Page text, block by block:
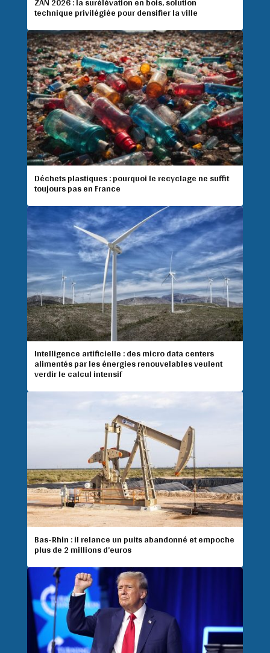
technique privilégiée pour densifier la ville
Déchets plastiques : pourquoi le recyclage ne suffit
toujours pas en France
Intelligence artificielle : des micro data centers
alimentés par les énergies renouvelables veulent
verdir le calcul intensif
Bas-Rhin : il relance un puits abandonné et empoche
plus de 2 millions d’euros